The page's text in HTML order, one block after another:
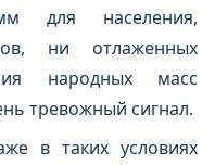
для населения,
ни отлаженных
народных масс
тревожный сигнал.
в таких условиях